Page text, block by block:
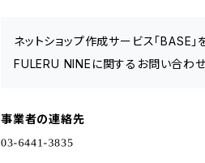
ネットショップ作成サービス「BASE
FULERU NINEに関するお問い合わ
事業者の連絡先